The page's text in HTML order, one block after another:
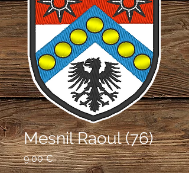
Mesnil Raoul (76)
9,00 €Prix